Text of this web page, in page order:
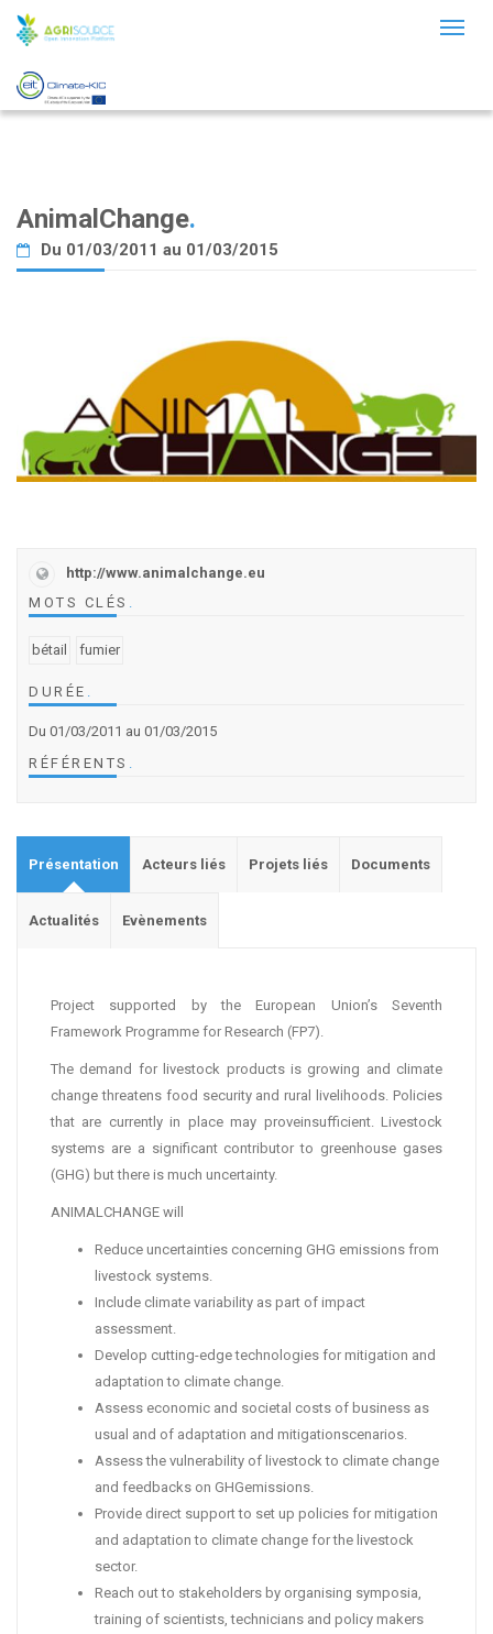
AnimalChange.
Du 01/03/2011 au 01/03/2015
http://www.animalchange.eu
MOTS CLÉS .
bétail fumier
DURÉE .
Du 01/03/2011 au 01/03/2015
RÉFÉRENTS .
Présentation Acteurs liés Projets liés Documents
Actualités Evènements
Project supported by the European Union’s Seventh
Framework Programme for Research (FP7).
The demand for livestock products is growing and climate
change threatens food security and rural livelihoods. Policies
that are currently in place may proveinsufficient. Livestock
systems are a significant contributor to greenhouse gases
(GHG) but there is much uncertainty.
ANIMALCHANGE will
Reduce uncertainties concerning GHG emissions from
livestock systems.
Include climate variability as part of impact
assessment.
Develop cutting-edge technologies for mitigation and
adaptation to climate change.
Assess economic and societal costs of business as
usual and of adaptation and mitigationscenarios.
Assess the vulnerability of livestock to climate change
and feedbacks on GHGemissions.
Provide direct support to set up policies for mitigation
and adaptation to climate change for the livestock
sector.
Reach out to stakeholders by organising symposia,
training of scientists, technicians and policy makers